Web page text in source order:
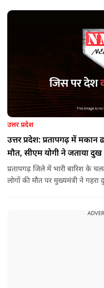
उत्तर प्रदेश
उत्तर प्रदेश: प्रतापगढ़ में मकान
मौत, सीएम योगी ने जताया दुख
प्रतापगढ़ जिले में भारी बारिश के चलते 100 साल पुराना घर ढहने से छह
लोगों की मौत पर मुख्यमंत्री ने गहरा दुख जताया और पीड़ित परिवार के